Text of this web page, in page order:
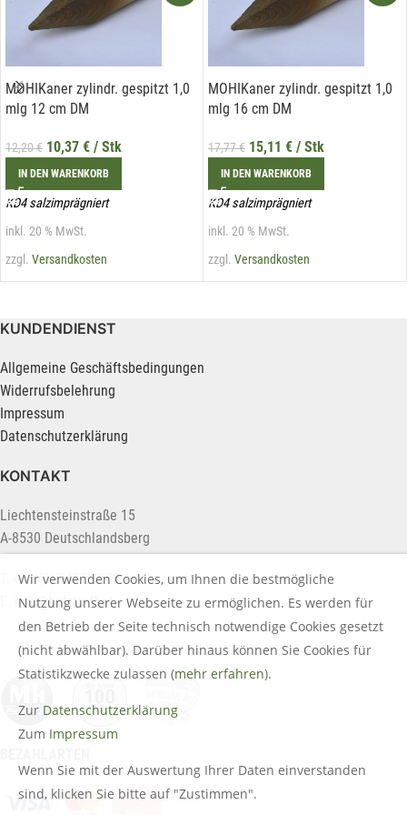
MOHIKaner zylindr. gespitzt 1,0
mlg 12 cm DM
12,20€ 10,37 € / Stk
IN DEN WARENKORB
KD4 salzimprägniert
inkl. 20 % MwSt.
zzgl. Versandkosten
MOHIKaner zylindr. gespitzt 1,0
mlg 16 cm DM
17,77€ 15,11 € / Stk
IN DEN WARENKORB
KD4 salzimprägniert
inkl. 20 % MwSt.
zzgl. Versandkosten
KUNDENDIENST
Allgemeine Geschäftsbedingungen
Widerrufsbelehrung
Impressum
Datenschutzerklärung
KONTAKT
Liechtensteinstraße 15
A-8530 Deutschlandsberg
T. +43 (0) 3462 2222
info@holztreff.at
Wir verwenden Cookies, um Ihnen die bestmögliche
Nutzung unserer Webseite zu ermöglichen. Es werden für
den Betrieb der Seite technisch notwendige Cookies gesetzt
(nicht abwählbar). Darüber hinaus können Sie Cookies für
Statistikzwecke zulassen (mehr erfahren).
Zur Datenschutzerklärung
Zum Impressum
Wenn Sie mit der Auswertung Ihrer Daten einverstanden
sind, klicken Sie bitte auf "Zustimmen".